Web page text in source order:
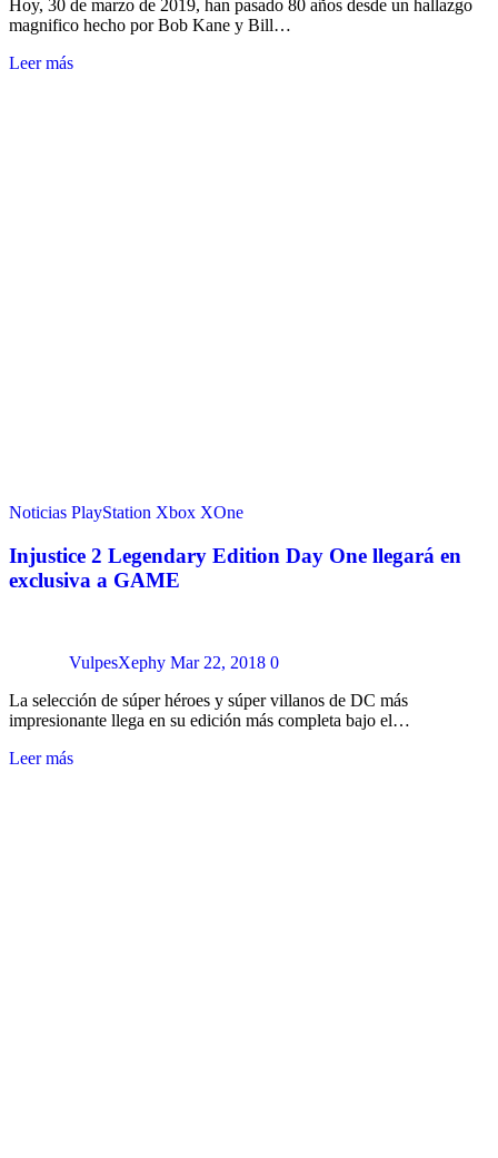
Hoy, 30 de marzo de 2019, han pasado 80 años desde un hallazgo
magnifico hecho por Bob Kane y Bill…
Leer más
Noticias PlayStation Xbox XOne
Injustice 2 Legendary Edition Day One llegará en
exclusiva a GAME
VulpesXephy Mar 22, 2018 0
La selección de súper héroes y súper villanos de DC más
impresionante llega en su edición más completa bajo el…
Leer más